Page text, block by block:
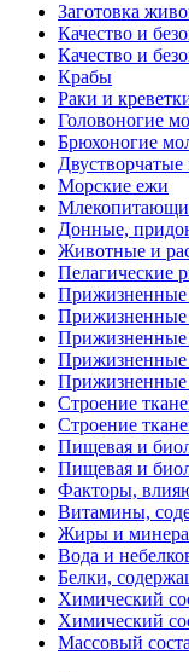
Заготовка
Качество и
Качество и
Крабы
Раки и
Головоногие
Брюхоногие
Морские ежи
Донные,
Животные и
Пелагические
Прижизненные
Прижизненные
Прижизненные
Прижизненные
Прижизненные
Строение
Строение
Пищевая и
Пищевая и
Факторы,
Витамины,
Жиры и
Вода и
Белки,
Химический
Химический
Массовый